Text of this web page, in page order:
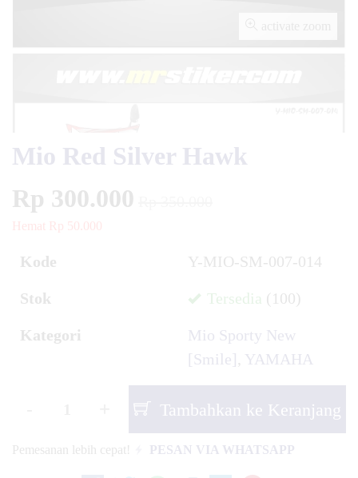
Mio Red Silver Hawk
Rp 300.000
Hemat Rp 50.000
Kode Y-MIO-SM-007-014
Stok Tersedia (100)
Kategori
Mio Sporty New
[Smile], YAMAHA
Tambahkan ke Keranjang
Pemesanan lebih cepat! PESAN VIA WHATSAPP